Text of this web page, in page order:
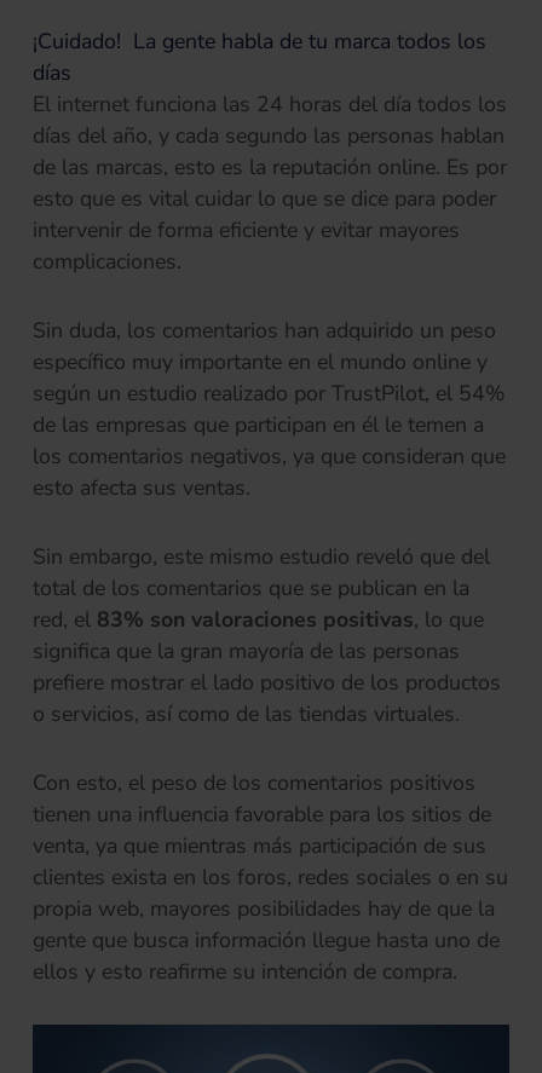
¡Cuidado! La gente habla de tu marca todos los
días
El internet funciona las 24 horas del día todos los
días del año, y cada segundo las personas hablan
de las marcas, esto es la reputación online. Es por
esto que es vital cuidar lo que se dice para poder
intervenir de forma eficiente y evitar mayores
complicaciones.
Sin duda, los comentarios han adquirido un peso
específico muy importante en el mundo online y
según un estudio realizado por TrustPilot, el 54%
de las empresas que participan en él le temen a
los comentarios negativos, ya que consideran que
esto afecta sus ventas.
Sin embargo, este mismo estudio reveló que del
total de los comentarios que se publican en la
red, el 83% son valoraciones positivas, lo que
significa que la gran mayoría de las personas
prefiere mostrar el lado positivo de los productos
o servicios, así como de las tiendas virtuales.
Con esto, el peso de los comentarios positivos
tienen una influencia favorable para los sitios de
venta, ya que mientras más participación de sus
clientes exista en los foros, redes sociales o en su
propia web, mayores posibilidades hay de que la
gente que busca información llegue hasta uno de
ellos y esto reafirme su intención de compra.